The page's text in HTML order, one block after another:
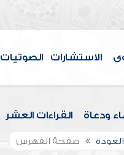
الاستشارات الصوتيات
ودعاة القراءات العشر
صفحة الفهرس